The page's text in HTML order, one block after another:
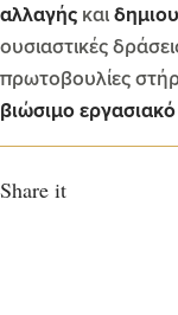
Share it
αλλαγής και
ουσιαστικές
πρωτοβουλίες
βιώσιμο